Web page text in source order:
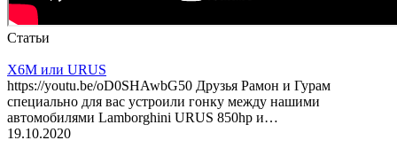
Статьи
X6M или URUS
https://youtu.be/oD0SHAwbG50 Друзья Рамон и Гурам
специально для вас устроили гонку между нашими
автомобилями Lamborghini URUS 850hp и…
19.10.2020